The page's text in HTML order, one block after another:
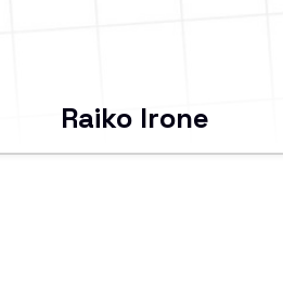
Raiko Irone